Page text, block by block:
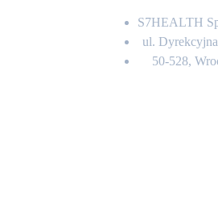
S7HEALTH
ul.
50-528,